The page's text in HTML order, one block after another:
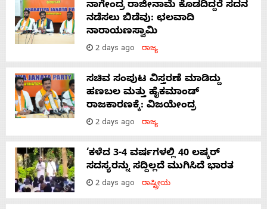
ನಾಗೇಂದ್ರ ರಾಜೀನಾಮೆ ಕೊಡದಿದ್ದರೆ ಸದನ
ನಡೆಸಲು ಬಿಡೆವು: ಛಲವಾದಿ
ನಾರಾಯಣಸ್ವಾಮಿ
2 days ago ರಾಜ್ಯ
ಸಚಿವ ಸಂಪುಟ ವಿಸ್ತರಣೆ ಮಾಡಿದ್ದು
ಹಣಬಲ ಮತ್ತು ಹೈಕಮಾಂಡ್
ರಾಜಕಾರಣಕ್ಕೆ: ವಿಜಯೇಂದ್ರ
2 days ago ರಾಜ್ಯ
‘ಕಳೆದ 3-4 ವರ್ಷಗಳಲ್ಲಿ 40 ಲಷ್ಕರ್
ಸದಸ್ಯರನ್ನು ಸದ್ದಿಲ್ಲದೆ ಮುಗಿಸಿದೆ ಭಾರತ
2 days ago ರಾಷ್ಟ್ರೀಯ